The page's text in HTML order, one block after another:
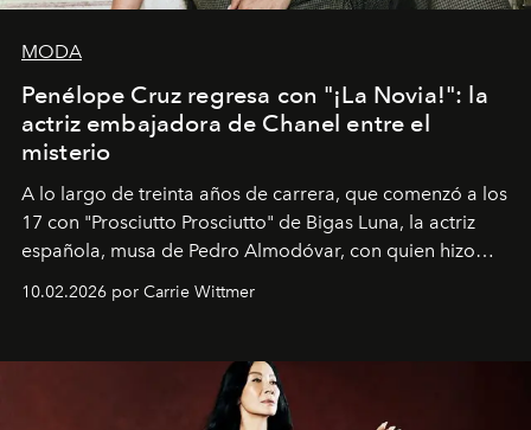
MODA
Penélope Cruz regresa con "¡La Novia!": la
actriz embajadora de Chanel entre el
misterio
A lo largo de treinta años de carrera, que comenzó a los
17 con "Prosciutto Prosciutto" de Bigas Luna, la actriz
española, musa de Pedro Almodóvar, con quien hizo
Barcelona", ha dividido su tiempo entre Europa y
dirigida por Maggie Gyllenhaal.
10.02.2026 por Carrie Wittmer